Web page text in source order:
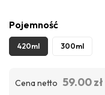
Pojemność
420ml 300ml
Cena netto 59.00 zł